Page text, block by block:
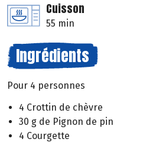
Cuisson
55 min
Ingrédients
Pour 4 personnes
4 Crottin de chèvre
30 g de Pignon de pin
4 Courgette